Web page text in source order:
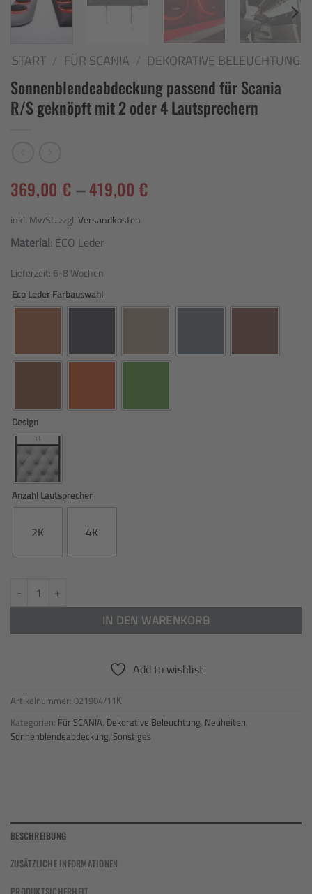
START / FÜR SCANIA / DEKORATIVE BELEUCHTUNG
Sonnenblendeabdeckung passend für Scania
R/S geknöpft mit 2 oder 4 Lautsprechern
369,00 € –419,00€
inkl. MwSt. zzgl.Versandkosten
Material: ECO Leder
Lieferzeit: 6-8 Wochen
Eco Leder Farbauswahl
Design
Anzahl Lautsprecher
2K 4K
Sonnenblendeabdeckung passend für Scania R/S geknöpft mit 2 oder 4
IN DEN WARENKORB
Add to wishlist
Artikelnummer: 021904/11К
Kategorien: Für SCANIA, Dekorative Beleuchtung, Neuheiten,
Sonnenblendeabdeckung, Sonstiges
BESCHREIBUNG
ZUSÄTZLICHE INFORMATIONEN